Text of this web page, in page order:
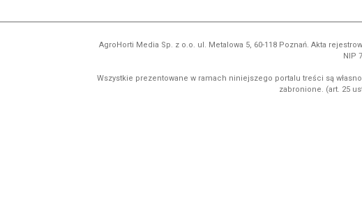
AgroHorti Media Sp. z o.o. ul. Metalowa 5, 60-118 Poznań. Akta
NIP
Wszystkie prezentowane w ramach niniejszego portalu treści są
zabronione. (art. 25